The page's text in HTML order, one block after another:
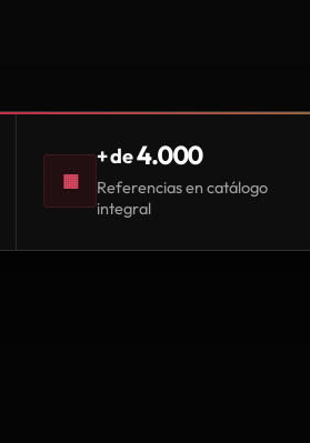
▦
+ de4.000
Referencias en catálogo
integral